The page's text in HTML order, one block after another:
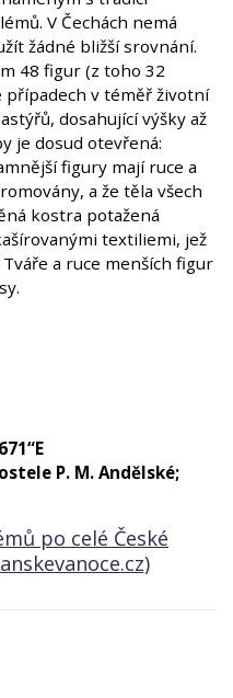
V Čechách nemá
žádné bližší srovnání.
48 figur (z toho 32
případech v téměř životní
dosahující výšky až
je dosud otevřená:
figury mají ruce a
a že těla všech
kostra potažená
textiliemi, jež
a ruce menších figur
P. M. Andělské;
po celé České